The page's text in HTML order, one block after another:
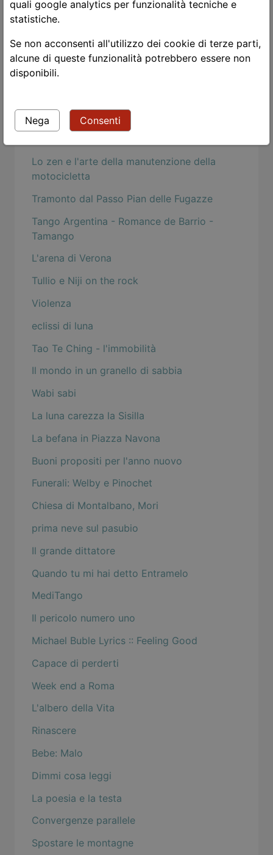
A Evaristo Carriego
Power Flower
Le due vite
Guardami!
The black dj and his white heat
Lo zen e l'arte della manutenzione della
motocicletta
Tramonto dal Passo Pian delle Fugazze
Tango Argentina - Romance de Barrio -
Tamango
L'arena di Verona
Tullio e Niji on the rock
Violenza
eclissi di luna
Tao Te Ching - l'immobilità
Il mondo in un granello di sabbia
Wabi sabi
La luna carezza la Sisilla
La befana in Piazza Navona
Buoni propositi per l'anno nuovo
Funerali: Welby e Pinochet
Chiesa di Montalbano, Mori
prima neve sul pasubio
Il grande dittatore
Quando tu mi hai detto Entramelo
MediTango
Il pericolo numero uno
Michael Buble Lyrics :: Feeling Good
Capace di perderti
Week end a Roma
L'albero della Vita
Rinascere
Bebe: Malo
Dimmi cosa leggi
La poesia e la testa
Convergenze parallele
Spostare le montagne
quali google analytics per funzionalità tecniche e
statistiche.
Se non acconsenti all'utilizzo dei cookie di terze parti,
alcune di queste funzionalità potrebbero essere non
disponibili.
Nega Consenti